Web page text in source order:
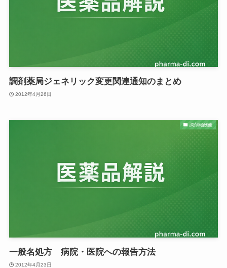
調剤薬局ジェネリック変更関連通知のまとめ
2012年4月26日
調剤報酬他
一般名処方 病院・医院への報告方法
2012年4月23日